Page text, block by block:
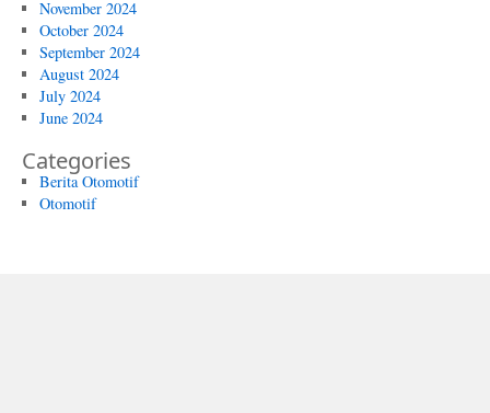
November 2024
October 2024
September 2024
August 2024
July 2024
June 2024
Categories
Berita Otomotif
Otomotif